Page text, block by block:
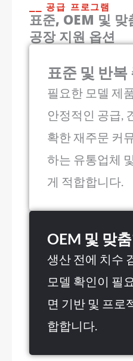
⎯⎯ 공급 프로그램
표준, OEM 및 맞
공장 지원 옵션
표준 및 반복
필요한 모델 제
안정적인 공급,
확한 재주문 커
하는 유통업체
게 적합합니다.
OEM 및 맞
생산 전에 치수
모델 확인이 필
면 기반 및 프로
합합니다.